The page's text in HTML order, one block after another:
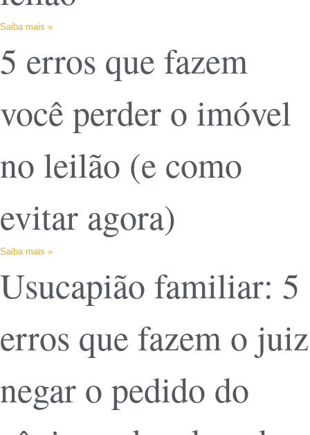
Saiba mais »
5 erros que fazem
você perder o imóvel
no leilão (e como
evitar agora)
Saiba mais »
Usucapião familiar: 5
erros que fazem o juiz
negar o pedido do